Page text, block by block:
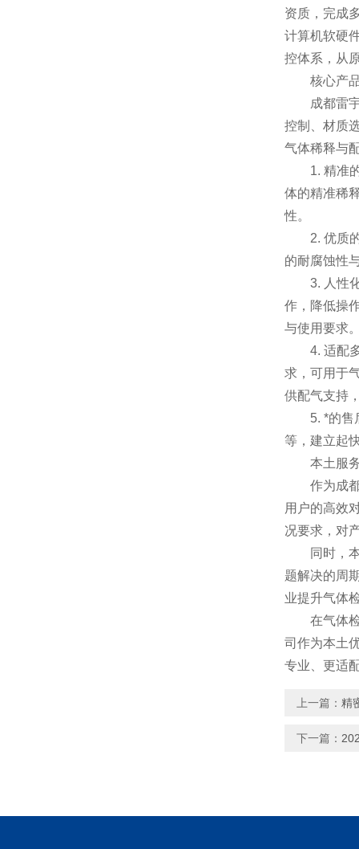
资质，完成
计算机软硬
控体系，从
核心产品
成都雷宇
控制、材质
气体稀释与
1. 精准的
体的精准稀
性。
2. 优质的
的耐腐蚀性
3. 人性化
作，降低操
与使用要求
4. 适配多
求，可用于
供配气支持
5. *的售后
等，建立起
本土服务
作为成都
用户的高效
况要求，对
同时，本
题解决的周
业提升气体
在气体检
司作为本土
专业、更适
上一篇： 精
下一篇：